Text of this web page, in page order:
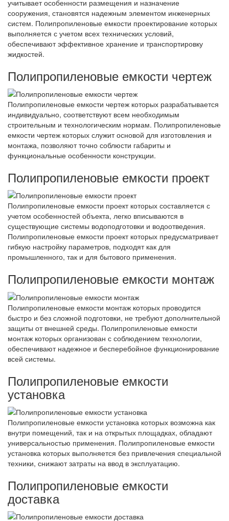
учитывает особенности размещения и назначение
сооружения, становятся надежным элементом инженерных
систем. Полипропиленовые емкости проектирование которых
выполняется с учетом всех технических условий,
обеспечивают эффективное хранение и транспортировку
жидкостей.
Полипропиленовые емкости чертеж
Полипропиленовые емкости чертеж которых разрабатывается
индивидуально, соответствуют всем необходимым
строительным и технологическим нормам. Полипропиленовые
емкости чертеж которых служит основой для изготовления и
монтажа, позволяют точно соблюсти габариты и
функциональные особенности конструкции.
Полипропиленовые емкости проект
Полипропиленовые емкости проект которых составляется с
учетом особенностей объекта, легко вписываются в
существующие системы водоподготовки и водоотведения.
Полипропиленовые емкости проект которых предусматривает
гибкую настройку параметров, подходят как для
промышленного, так и для бытового применения.
Полипропиленовые емкости монтаж
Полипропиленовые емкости монтаж которых проводится
быстро и без сложной подготовки, не требуют дополнительной
защиты от внешней среды. Полипропиленовые емкости
монтаж которых организован с соблюдением технологии,
обеспечивают надежное и бесперебойное функционирование
всей системы.
Полипропиленовые емкости
установка
Полипропиленовые емкости установка которых возможна как
внутри помещений, так и на открытых площадках, обладают
универсальностью применения. Полипропиленовые емкости
установка которых выполняется без привлечения специальной
техники, снижают затраты на ввод в эксплуатацию.
Полипропиленовые емкости
доставка